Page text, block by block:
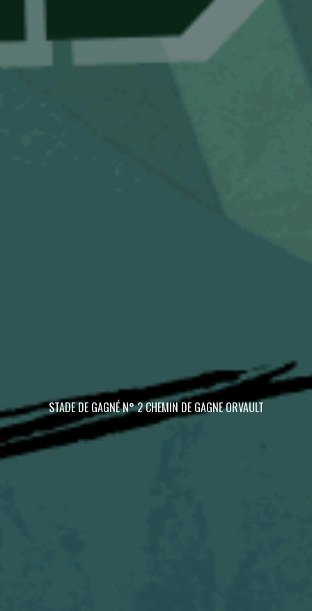
STADE DE GAGNÉ N° 2 CHEMIN DE GAGNE ORVAULT